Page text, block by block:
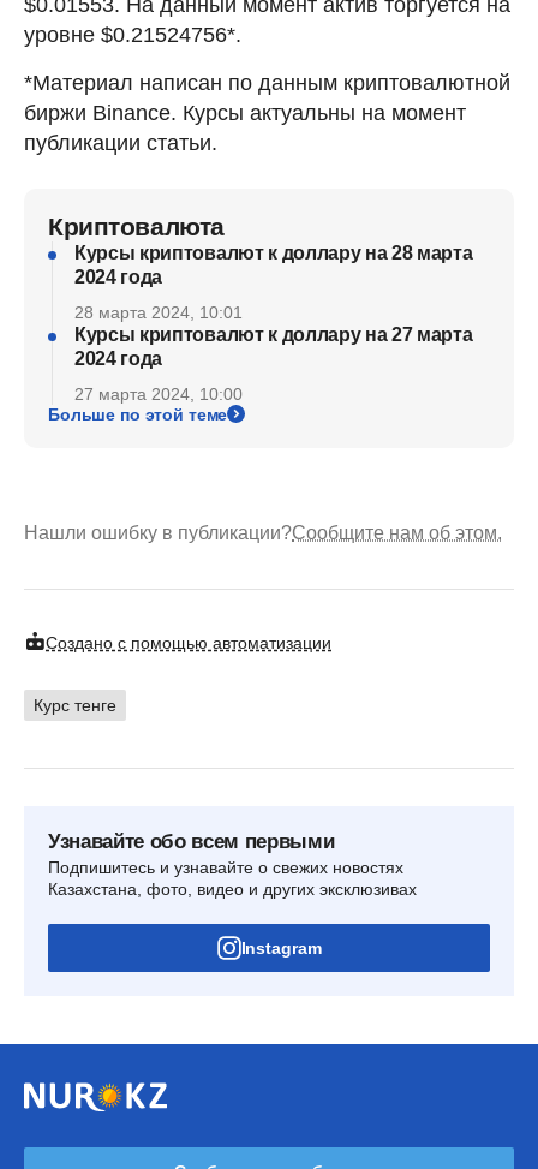
уровне $0.21524756*.
*Материал написан по данным криптовалютной
биржи Binance. Курсы актуальны на момент
публикации статьи.
Криптовалюта
Курсы криптовалют к доллару на 28 марта
2024 года
28 марта 2024, 10:01
Курсы криптовалют к доллару на 27 марта
2024 года
27 марта 2024, 10:00
Больше по этой теме
Нашли ошибку в публикации?Сообщите нам об этом.
Создано с помощью автоматизации
Курс тенге
Узнавайте обо всем первыми
Подпишитесь и узнавайте о свежих новостях
Казахстана, фото, видео и других эксклюзивах
Instagram